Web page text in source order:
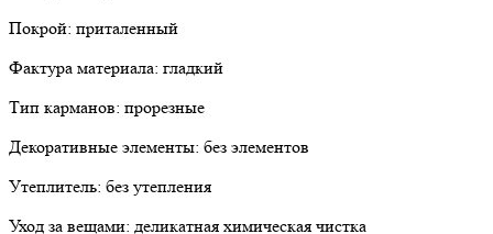
Покрой: приталенный
Фактура материала: гладкий
Тип карманов: прорезные
Декоративные элементы: без элементов
Утеплитель: без утепления
Уход за вещами: деликатная химическая чистка